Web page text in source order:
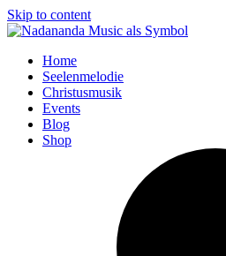
Skip to content
Home
Seelenmelodie
Christusmusik
Events
Blog
Shop